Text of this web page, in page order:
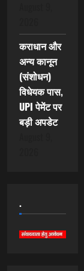
कराधान और
अन्य कानून
(संशोधन)
विधेयक पास,
UPI पेमेंट पर
बड़ी अपडेट
.